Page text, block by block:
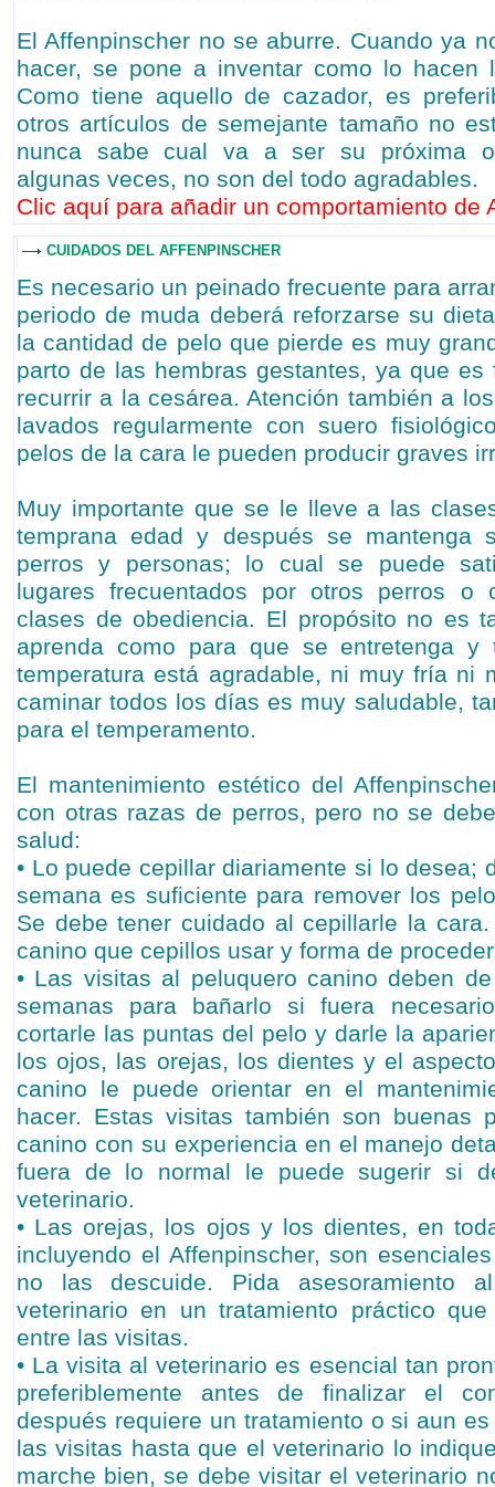
El Affenpinscher no se aburre. Cuando ya
hacer, se pone a inventar como lo hacen
Como tiene aquello de cazador, es
otros artículos de semejante tamaño no
nunca sabe cual va a ser su próxima
algunas veces, no son del todo agradables.
Clic aquí para añadir un comportamiento de
CUIDADOS DEL AFFENPINSCHER
Es necesario un peinado frecuente para
periodo de muda deberá reforzarse su
la cantidad de pelo que pierde es muy
parto de las hembras gestantes, ya que es
recurrir a la cesárea. Atención también a
lavados regularmente con suero
pelos de la cara le pueden producir graves
Muy importante que se le lleve a las
temprana edad y después se mantenga
perros y personas; lo cual se puede
lugares frecuentados por otros perros o
clases de obediencia. El propósito no es
aprenda como para que se entretenga y
temperatura está agradable, ni muy fría ni
caminar todos los días es muy saludable,
para el temperamento.
El mantenimiento estético del
con otras razas de perros, pero no se
salud:
• Lo puede cepillar diariamente si lo desea;
semana es suficiente para remover los
Se debe tener cuidado al cepillarle la
canino que cepillos usar y forma de
• Las visitas al peluquero canino deben
semanas para bañarlo si fuera
cortarle las puntas del pelo y darle la
los ojos, las orejas, los dientes y el
canino le puede orientar en el
hacer. Estas visitas también son buenas
canino con su experiencia en el manejo
fuera de lo normal le puede sugerir si
veterinario.
• Las orejas, los ojos y los dientes, en
incluyendo el Affenpinscher, son
no las descuide. Pida asesoramiento
veterinario en un tratamiento práctico
entre las visitas.
• La visita al veterinario es esencial tan
preferiblemente antes de finalizar el
después requiere un tratamiento o si aun
las visitas hasta que el veterinario lo
marche bien, se debe visitar el veterinario